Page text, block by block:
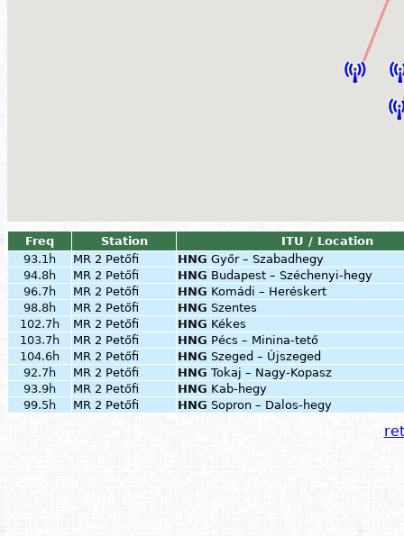
Freq Station
ITU / Location
93.1h
MR 2 Petőfi HNG Győr – Szabadhegy
94.8h
MR 2 Petőfi HNG Budapest – Széchenyi-hegy
96.7h
MR 2 Petőfi HNG Komádi – Heréskert
98.8h
MR 2 Petőfi HNG Szentes
102.7h
MR 2 Petőfi HNG Kékes
103.7h
MR 2 Petőfi HNG Pécs – Minina-tető
104.6h
MR 2 Petőfi HNG Szeged – Újszeged
92.7h
MR 2 Petőfi HNG Tokaj – Nagy-Kopasz
93.9h
MR 2 Petőfi HNG Kab-hegy
99.5h
MR 2 Petőfi HNG Sopron – Dalos-hegy